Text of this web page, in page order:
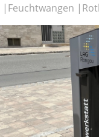
Feuchtwangen